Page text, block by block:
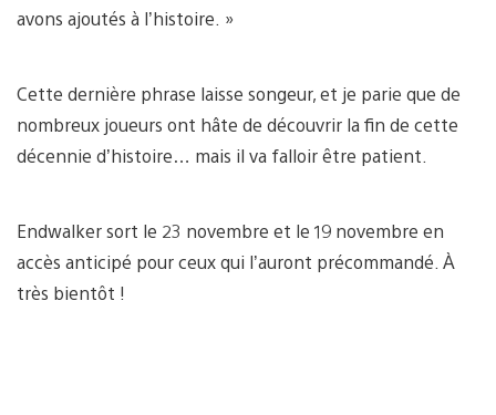
avons ajoutés à l’histoire. »
Cette dernière phrase laisse songeur, et je parie que de
nombreux joueurs ont hâte de découvrir la fin de cette
décennie d’histoire… mais il va falloir être patient.
Endwalker sort le 23 novembre et le 19 novembre en
accès anticipé pour ceux qui l’auront précommandé. À
très bientôt !